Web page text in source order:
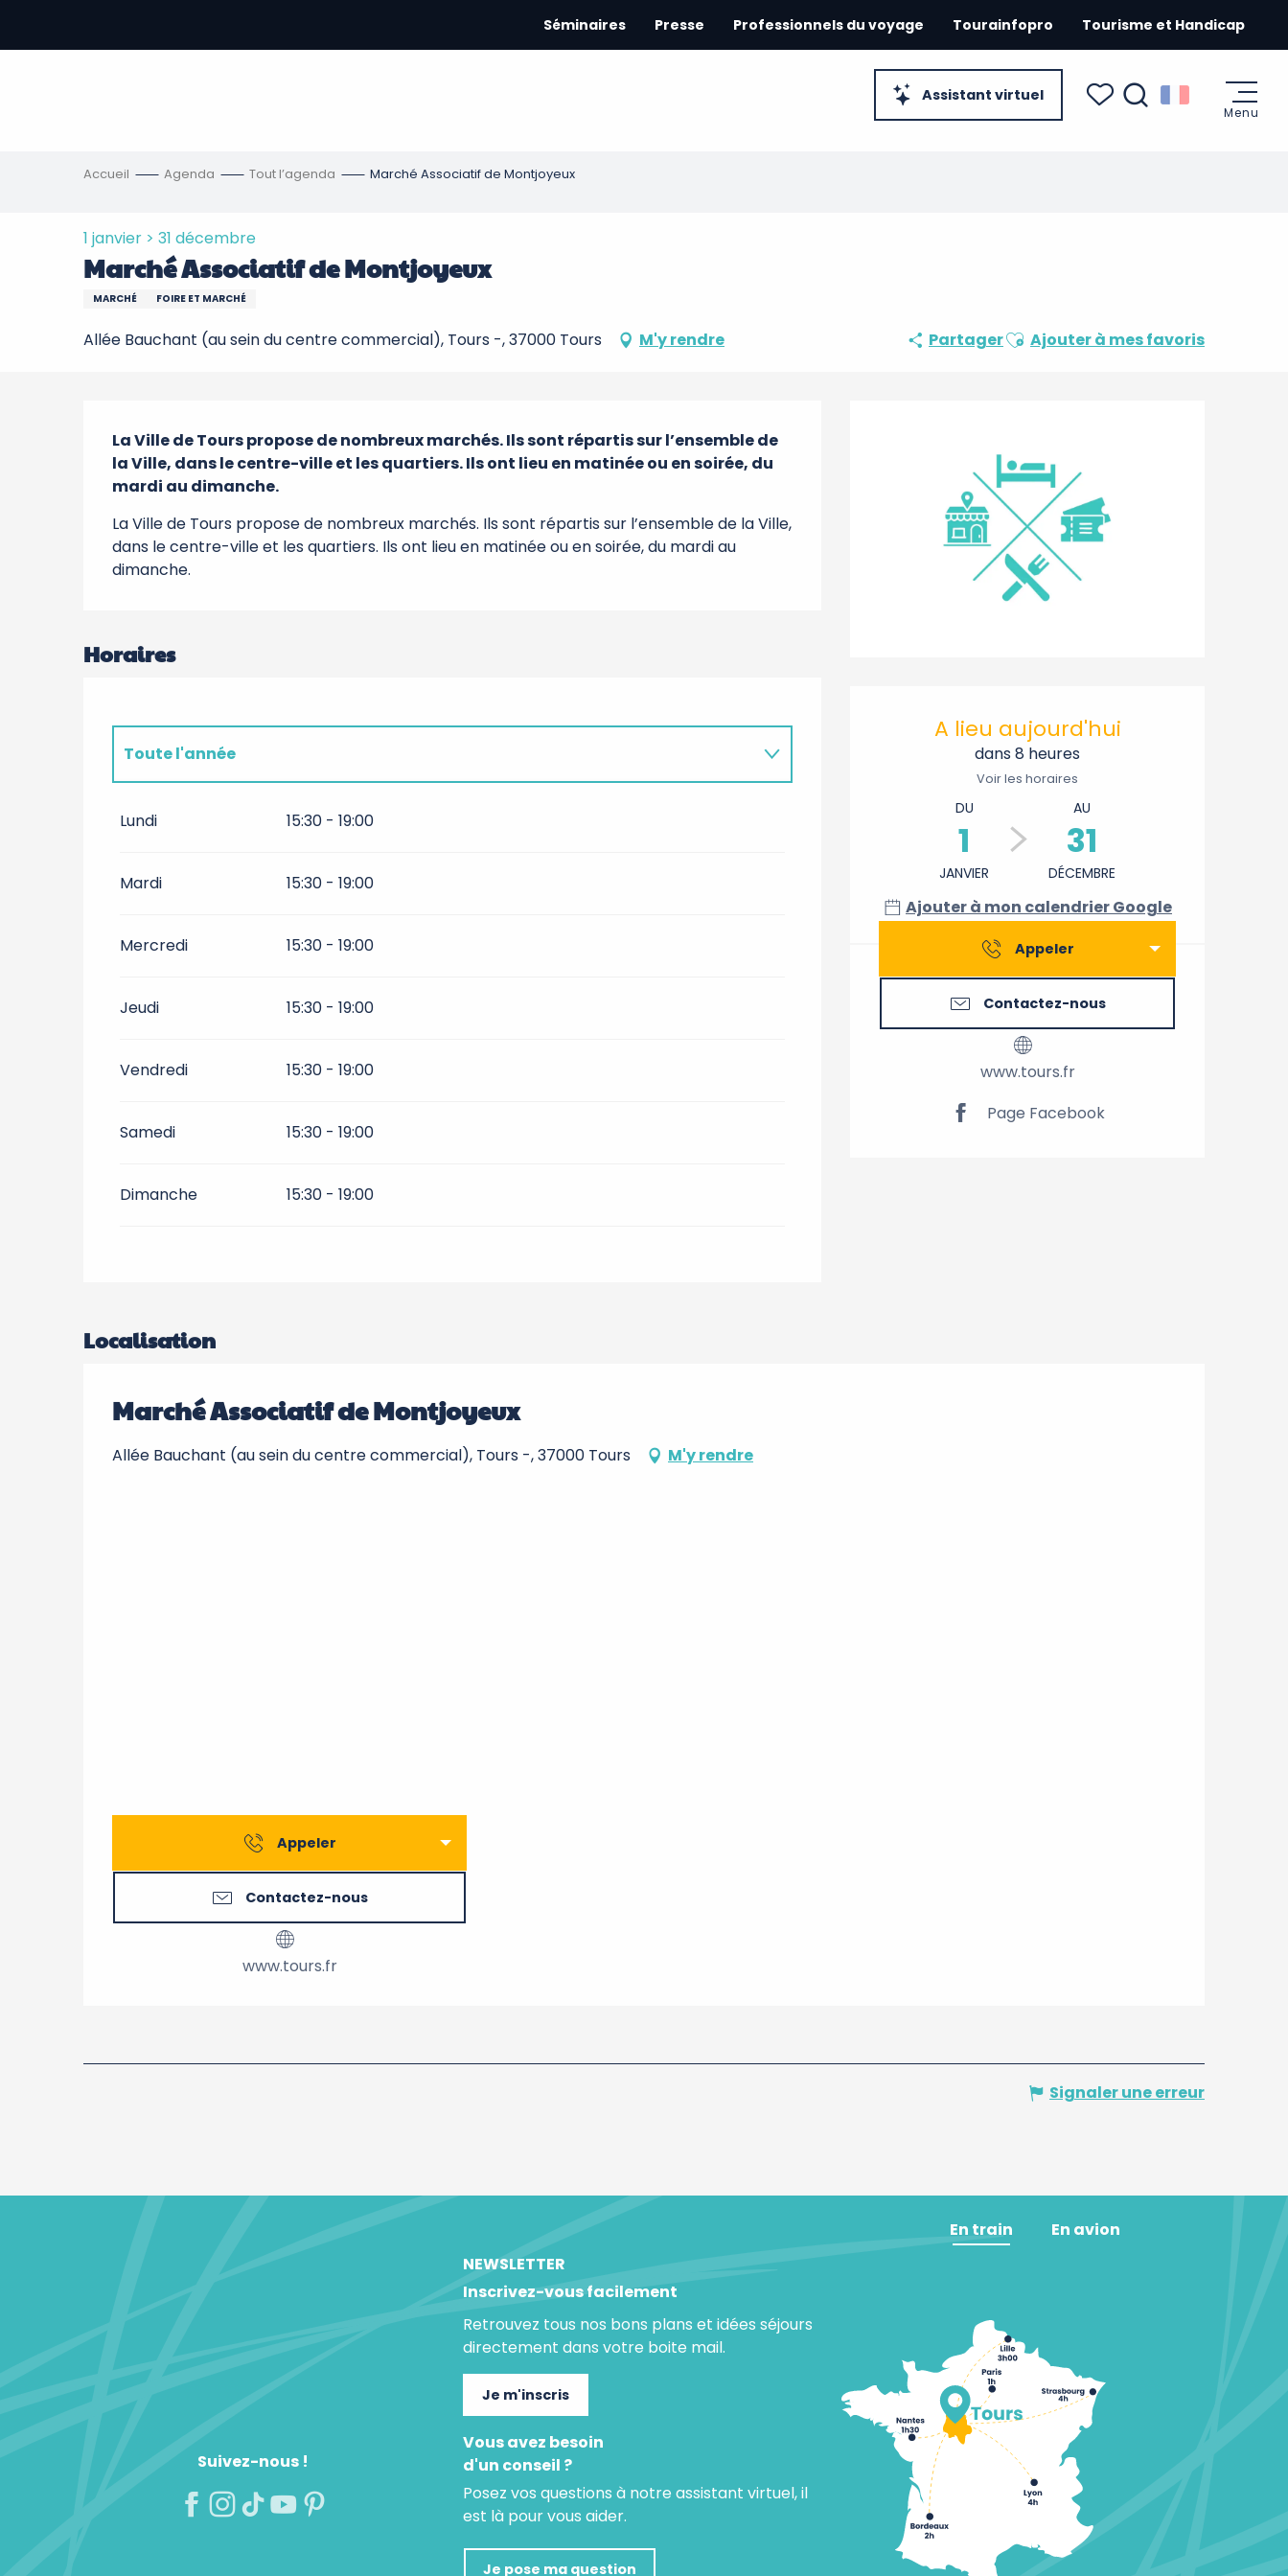
contenu
Assistant virtuel
Séminaires Presse Professionnels du voyage Tourainfopro Tourisme et Handicap
Menu
Accueil Agenda Tout l’agenda Marché Associatif de Montjoyeux
1 janvier > 31 décembre
Marché Associatif de Montjoyeux
MARCHÉ FOIRE ET MARCHÉ
Allée Bauchant (au sein du centre commercial), Tours -, 37000 Tours M'y rendre PartagerAjouter aux favoris
Ajouter à mes favoris
Ouverture et
A lieu aujourd'hui
dans 8 heures
Voir les horaires
DU
1
JANVIER
AU
31
DÉCEMBRE
Ajouter à mon calendrier Google
Appeler
Contactez-nous
www.tours.fr
Page Facebook
Description
La Ville de Tours propose de nombreux marchés. Ils sont répartis sur l’ensemble de
la Ville, dans le centre-ville et les quartiers. Ils ont lieu en matinée ou en soirée, du
mardi au dimanche.
La Ville de Tours propose de nombreux marchés. Ils sont répartis sur l’ensemble de la Ville,
dans le centre-ville et les quartiers. Ils ont lieu en matinée ou en soirée, du mardi au
dimanche.
Horaires
Toute l'année
Toute l'année 2027
Lundi 15:30 - 19:00
Mardi 15:30 - 19:00
Mercredi 15:30 - 19:00
Jeudi 15:30 - 19:00
Vendredi 15:30 - 19:00
Samedi 15:30 - 19:00
Dimanche 15:30 - 19:00
Localisation
Marché Associatif de Montjoyeux
Allée Bauchant (au sein du centre commercial), Tours -, 37000 Tours M'y rendre
Appeler
Contactez-nous
www.tours.fr
Signaler une erreur
Suivez-nous !
NEWSLETTER
Inscrivez-vous facilement
Retrouvez tous nos bons plans et idées séjours
directement dans votre boite mail.
Je m'inscris
Vous avez besoin
d'un conseil ?
Posez vos questions à notre assistant virtuel, il
est là pour vous aider.
Je pose ma question
En train En avion